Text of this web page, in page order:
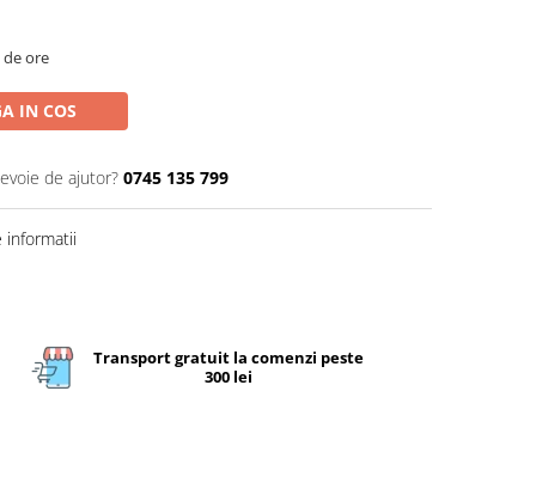
ore
IN COS
de ajutor? 0745 135 799
informatii
Transport gratuit la comenzi peste
300 lei